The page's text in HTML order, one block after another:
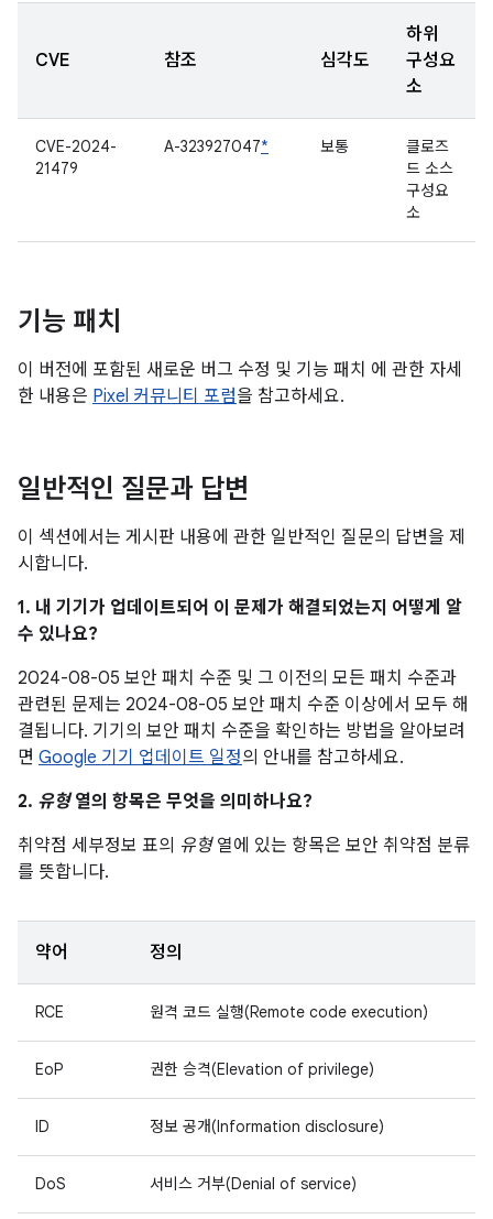
CVE 참조 심각도
하위
구성요
소
CVE-2024-
21479
A-323927047* 보통
클로즈
드 소스
구성요
소
기능 패치
이 버전에 포함된 새로운 버그 수정 및 기능 패치 에 관한 자세
한 내용은 Pixel 커뮤니티 포럼을 참고하세요.
일반적인 질문과 답변
이 섹션에서는 게시판 내용에 관한 일반적인 질문의 답변을 제
시합니다.
1. 내 기기가 업데이트되어 이 문제가 해결되었는지 어떻게 알
수 있나요?
2024-08-05 보안 패치 수준 및 그 이전의 모든 패치 수준과
관련된 문제는 2024-08-05 보안 패치 수준 이상에서 모두 해
결됩니다. 기기의 보안 패치 수준을 확인하는 방법을 알아보려
면 Google 기기 업데이트 일정의 안내를 참고하세요.
2. 유형열의 항목은 무엇을 의미하나요?
취약점 세부정보 표의 유형열에 있는 항목은 보안 취약점 분류
를 뜻합니다.
약어 정의
RCE 원격 코드 실행(Remote code execution)
EoP 권한 승격(Elevation of privilege)
ID 정보 공개(Information disclosure)
DoS 서비스 거부(Denial of service)